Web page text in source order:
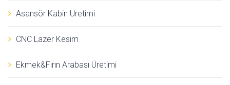
Asansör Kabin Üretimi
CNC Lazer Kesim
Ekmek&Fırın Arabası Üretimi